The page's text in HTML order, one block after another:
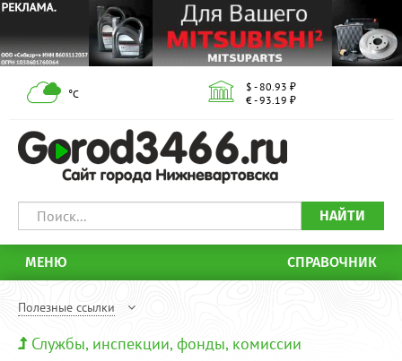
°С
$ - 80.93 ₽
€ - 93.19 ₽
НАЙТИ
МЕНЮ СПРАВОЧНИК
Полезные ссылки
Службы, инспекции, фонды, комиссии